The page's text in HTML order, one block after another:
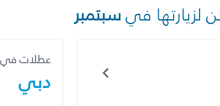
لزيارتها فيسبتمبر
عطلات في
دبي